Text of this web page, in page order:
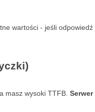
wartości - jeśli odpowiedź
masz wysoki TTFB. Serwer